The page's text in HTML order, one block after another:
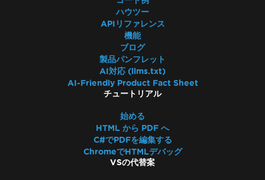
Windows Server サポート
どのバージョンのIronPDFを使用すべきです
IronPDFパッケージサイズ
クイックIronPDFトラブルシューティング
IronPDFのパフォーマンスアシスタンス
Azureログファイル
AWSログファイル
レンダリングの遅延とタイムアウト
ImageToPDFを使用した大きな出力ファイル
ハウツー
APIリファレンス
機能
ブログ
製品パンフレット
AI対応 (llms.txt)
AI-Friendly Product Fact Sheet
チュートリアル
始める
HTML から PDF へ
C#でPDFを編集する
ChromeでHTMLデバッグ
VSの代替案